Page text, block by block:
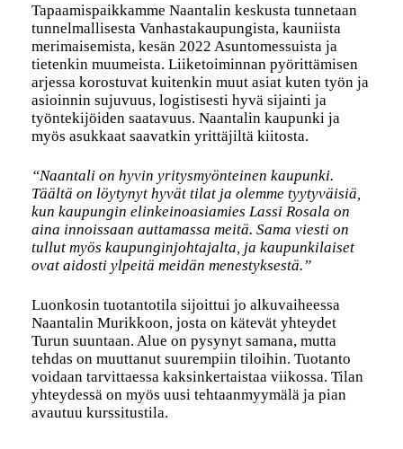
Tapaamispaikkamme Naantalin keskusta tunnetaan
tunnelmallisesta Vanhastakaupungista, kauniista
merimaisemista, kesän 2022 Asuntomessuista ja
tietenkin muumeista. Liiketoiminnan pyörittämisen
arjessa korostuvat kuitenkin muut asiat kuten työn ja
asioinnin sujuvuus, logistisesti hyvä sijainti ja
työntekijöiden saatavuus. Naantalin kaupunki ja
myös asukkaat saavatkin yrittäjiltä kiitosta.
“Naantali on hyvin yritysmyönteinen kaupunki.
Täältä on löytynyt hyvät tilat ja olemme tyytyväisiä,
kun kaupungin elinkeinoasiamies Lassi Rosala on
aina innoissaan auttamassa meitä. Sama viesti on
tullut myös kaupunginjohtajalta, ja kaupunkilaiset
ovat aidosti ylpeitä meidän menestyksestä.”
Luonkosin tuotantotila sijoittui jo alkuvaiheessa
Naantalin Murikkoon, josta on kätevät yhteydet
Turun suuntaan. Alue on pysynyt samana, mutta
tehdas on muuttanut suurempiin tiloihin. Tuotanto
voidaan tarvittaessa kaksinkertaistaa viikossa. Tilan
yhteydessä on myös uusi tehtaanmyymälä ja pian
avautuu kurssitustila.